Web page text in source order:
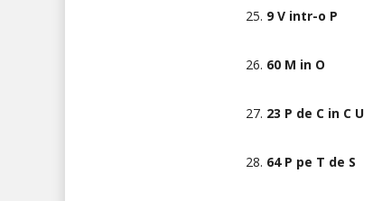
25. 9 V intr-o P
26. 60 M in O
27. 23 P de C in C U
28. 64 P pe T de S